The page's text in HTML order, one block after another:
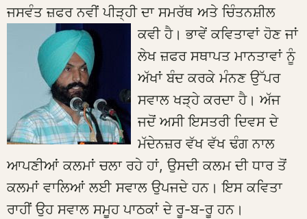
ਜਸਵੰਤ ਜ਼ਫਰ ਨਵੀਂ ਪੀੜ੍ਹੀ ਦਾ ਸਮਰੱਥ ਅਤੇ ਚਿੰਤਨਸ਼ੀਲ
ਕਵੀ ਹੈ।ਭਾਵੇਂ ਕਵਿਤਾਵਾਂ ਹੋਣ ਜਾਂ
ਲੇਖ ਜ਼ਫਰ ਸਥਾਪਤ ਮਾਨਤਾਵਾਂ ਨੂੰ
ਅੱਖਾਂ ਬੰਦ ਕਰਕੇ ਮੰਨਣ ਉੱਪਰ
ਸਵਾਲ ਖੜ੍ਹੇ ਕਰਦਾ ਹੈ। ਅੱਜ
ਜਦੋਂ ਅਸੀ ਇਸਤਰੀ ਦਿਵਸ ਦੇ
ਮੱਦੇਨਜ਼ਰ ਵੱਖ ਵੱਖ ਢੰਗ ਨਾਲ
ਆਪਣੀਆਂ ਕਲਮਾਂ ਚਲਾ ਰਹੇ ਹਾਂ, ਉਸਦੀ ਕਲਮ ਦੀ ਧਾਰ ਤੋਂ
ਕਲਮਾਂ ਵਾਲਿਆਂ ਲਈ ਸਵਾਲ ਉਪਜਦੇ ਹਨ। ਇਸ ਕਵਿਤਾ
ਰਾਹੀਂ ਉਹ ਸਵਾਲ ਸਮੂਹ ਪਾਠਕਾਂ ਦੇ ਰੂ-ਬ-ਰੂ ਹਨ।